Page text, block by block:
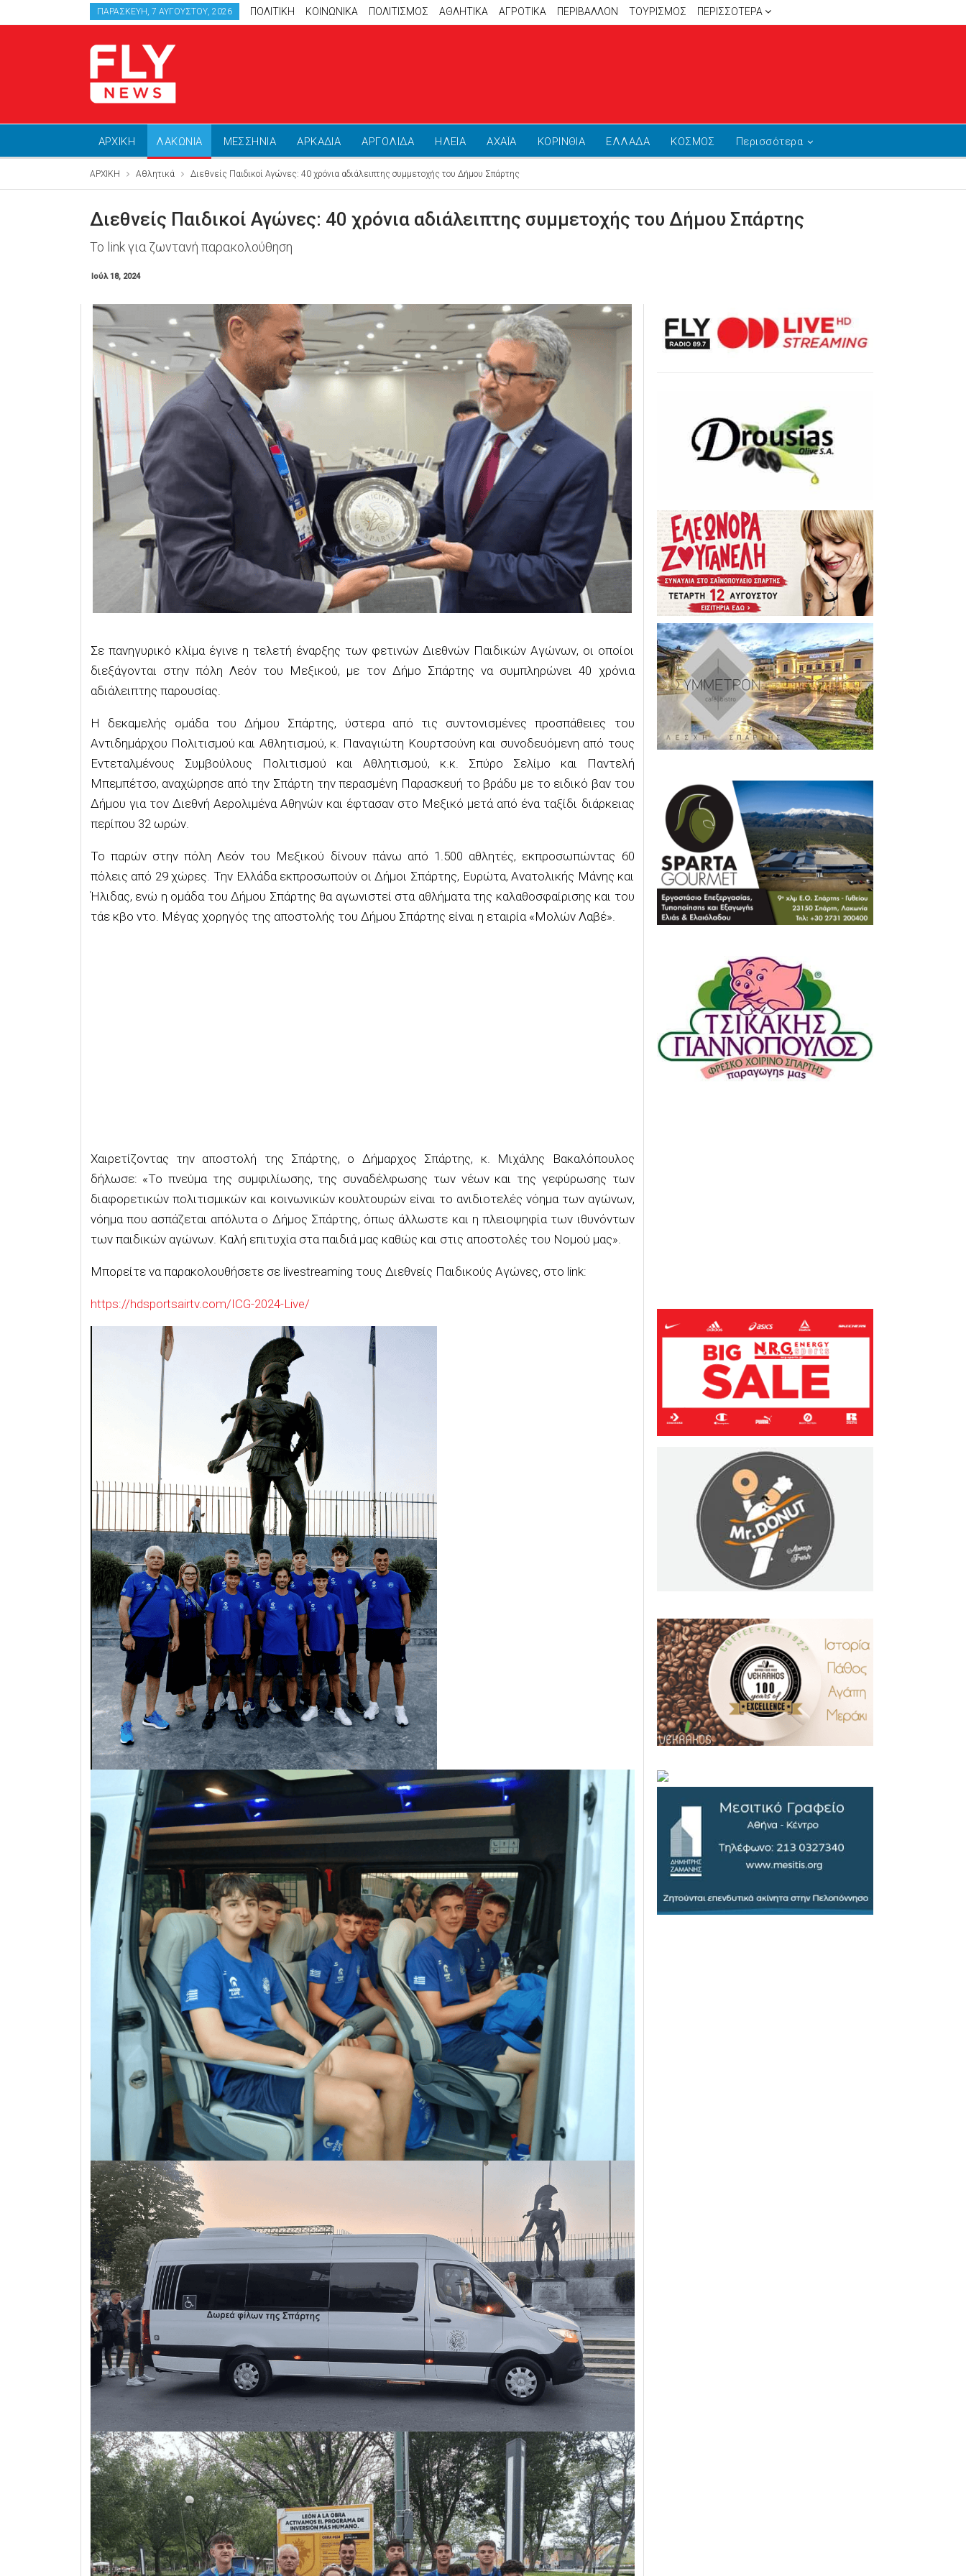
ΠΑΡΑΣΚΕΥΉ, 7 ΑΥΓΟΎΣΤΟΥ, 2026 ΠΟΛΙΤΙΚΗ ΚΟΙΝΩΝΙΚΑ ΠΟΛΙΤΙΣΜΟΣ ΑΘΛΗΤΙΚΆ ΑΓΡΟΤΙΚΑ ΠΕΡΙΒΑΛΛΟΝ ΤΟΥΡΙΣΜΟΣ ΠΕΡΙΣΣΌΤΕΡΑ
ΑΡΧΙΚΗ ΛΑΚΩΝΙΑ ΜΕΣΣΗΝΙΑ ΑΡΚΑΔΙΑ ΑΡΓΟΛΙΔΑ ΗΛΕΙΑ ΑΧΑΪΑ ΚΟΡΙΝΘΙΑ ΕΛΛΑΔΑ ΚΟΣΜΟΣ Περισσότερα
ΑΡΧΙΚΗ Αθλητικά Διεθνείς Παιδικοί Αγώνες: 40 χρόνια αδιάλειπτης συμμετοχής του Δήμου Σπάρτης
Διεθνείς Παιδικοί Αγώνες: 40 χρόνια αδιάλειπτης συμμετοχής του Δήμου Σπάρτης
Το link για ζωντανή παρακολούθηση
Ιούλ 18, 2024
Σε πανηγυρικό κλίμα έγινε η τελετή έναρξης των φετινών Διεθνών Παιδικών Αγώνων, οι οποίοι
διεξάγονται στην πόλη Λεόν του Μεξικού, με τον Δήμο Σπάρτης να συμπληρώνει 40 χρόνια
αδιάλειπτης παρουσίας.
Η δεκαμελής ομάδα του Δήμου Σπάρτης, ύστερα από τις συντονισμένες προσπάθειες του
Αντιδημάρχου Πολιτισμού και Αθλητισμού, κ. Παναγιώτη Κουρτσούνη και συνοδευόμενη από τους
Εντεταλμένους Συμβούλους Πολιτισμού και Αθλητισμού, κ.κ. Σπύρο Σελίμο και Παντελή
Μπεμπέτσο, αναχώρησε από την Σπάρτη την περασμένη Παρασκευή το βράδυ με το ειδικό βαν του
Δήμου για τον Διεθνή Αερολιμένα Αθηνών και έφτασαν στο Μεξικό μετά από ένα ταξίδι διάρκειας
περίπου 32 ωρών.
Το παρών στην πόλη Λεόν του Μεξικού δίνουν πάνω από 1.500 αθλητές, εκπροσωπώντας 60
πόλεις από 29 χώρες. Την Ελλάδα εκπροσωπούν οι Δήμοι Σπάρτης, Ευρώτα, Ανατολικής Μάνης και
Ήλιδας, ενώ η ομάδα του Δήμου Σπάρτης θα αγωνιστεί στα αθλήματα της καλαθοσφαίρισης και του
τάε κβο ντο. Μέγας χορηγός της αποστολής του Δήμου Σπάρτης είναι η εταιρία «Μολών Λαβέ».
Χαιρετίζοντας την αποστολή της Σπάρτης, ο Δήμαρχος Σπάρτης, κ. Μιχάλης Βακαλόπουλος
δήλωσε: «Το πνεύμα της συμφιλίωσης, της συναδέλφωσης των νέων και της γεφύρωσης των
διαφορετικών πολιτισμικών και κοινωνικών κουλτουρών είναι το ανιδιοτελές νόημα των αγώνων,
νόημα που ασπάζεται απόλυτα ο Δήμος Σπάρτης, όπως άλλωστε και η πλειοψηφία των ιθυνόντων
των παιδικών αγώνων. Καλή επιτυχία στα παιδιά μας καθώς και στις αποστολές του Νομού μας».
Μπορείτε να παρακολουθήσετε σε livestreaming τους Διεθνείς Παιδικούς Αγώνες, στο link:
https://hdsportsairtv. com/ICG-2024-Live/